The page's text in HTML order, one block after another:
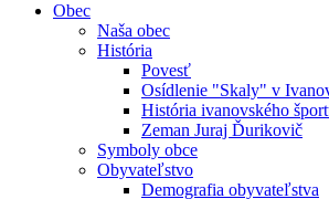
Obec
Naša obec
História
Povesť
Osídlenie "Skaly" v
História ivanovského
Zeman Juraj Ďurikovič
Symboly obce
Obyvateľstvo
Demografia obyvateľstva